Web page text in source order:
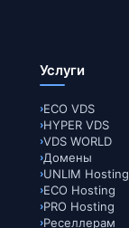
Услуги
ECO VDS
HYPER VDS
VDS WORLD
Домены
UNLIM Hosting
ECO Hosting
PRO Hosting
Реселлерам